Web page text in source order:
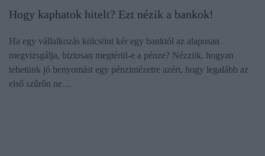
Hogy kaphatok hitelt? Ezt nézik a bankok!
Ha egy vállalkozás kölcsönt kér egy banktól az alaposan
megvizsgálja, biztosan megtérül-e a pénze? Nézzük, hogyan
tehetünk jó benyomást egy pénzintézetre azért, hogy legalább az
első szűrőn ne…